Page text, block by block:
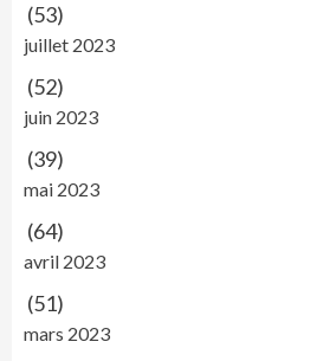
(53)
juillet 2023
(52)
juin 2023
(39)
mai 2023
(64)
avril 2023
(51)
mars 2023